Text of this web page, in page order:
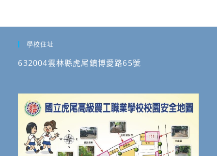
學校住址
632004雲林縣虎尾鎮博愛路65號